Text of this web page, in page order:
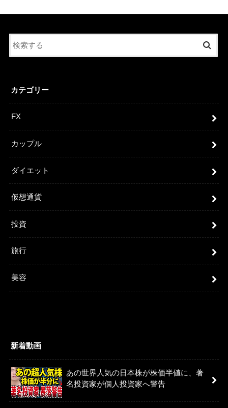
カテゴリー
FX
カップル
ダイエット
仮想通貨
投資
旅行
美容
新着動画
あの世界人気の日本株が株価半値に、著
名投資家が個人投資家へ警告